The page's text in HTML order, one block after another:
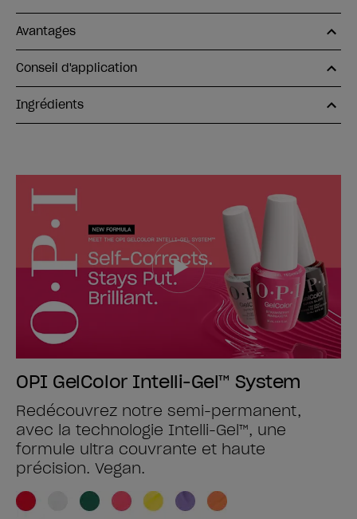
Avantages
Conseil d'application
Ingrédients
OPI GelColor Intelli-Gel™ System
Redécouvrez notre semi-permanent,
avec la technologie Intelli-Gel™, une
formule ultra couvrante et haute
précision. Vegan.